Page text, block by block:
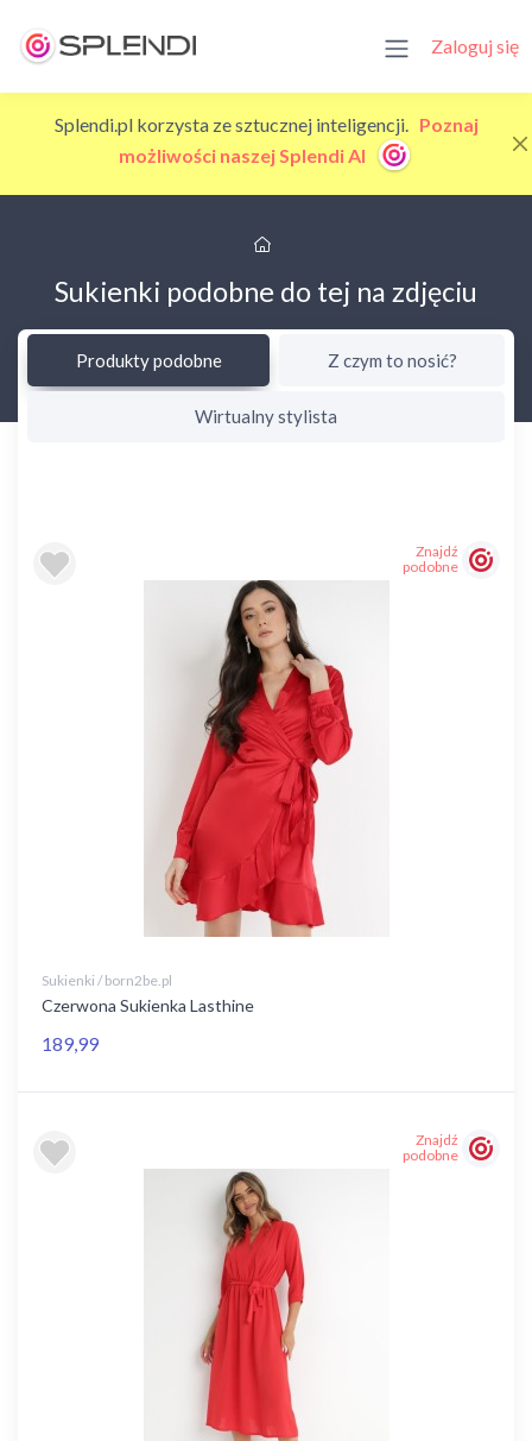
Zaloguj się
Splendi.pl korzysta ze sztucznej inteligencji. Poznaj
możliwości naszej Splendi AI
Sukienki podobne do tej na zdjęciu
Produkty podobne Z czym to nosić?
Wirtualny stylista
Znajdź
podobne
Sukienki / born2be.pl
Czerwona Sukienka Lasthine
189,99
Znajdź
podobne